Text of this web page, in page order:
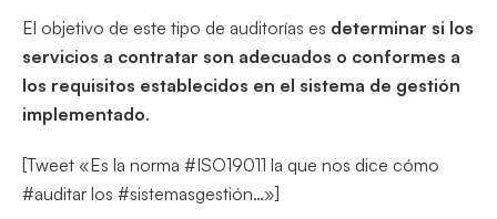
El objetivo de este tipo de auditorías es determinar si los
servicios a contratar son adecuados o conformes a
los requisitos establecidos en el sistema de gestión
implementado.
[Tweet «Es la norma #ISO19011 la que nos dice cómo
#auditar los #sistemasgestión…»]